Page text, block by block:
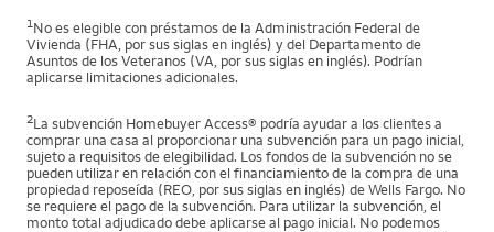
1 No es elegible con préstamos de la Administración Federal de
Vivienda (FHA, por sus siglas en inglés) y del Departamento de
Asuntos de los Veteranos (VA, por sus siglas en inglés). Podrían
aplicarse limitaciones adicionales.
2La subvención Homebuyer Access® podría ayudar a los clientes a
comprar una casa al proporcionar una subvención para un pago inicial,
sujeto a requisitos de elegibilidad. Los fondos de la subvención no se
pueden utilizar en relación con el financiamiento de la compra de una
propiedad reposeída (REO, por sus siglas en inglés) de Wells Fargo. No
se requiere el pago de la subvención. Para utilizar la subvención, el
monto total adjudicado debe aplicarse al pago inicial. No podemos